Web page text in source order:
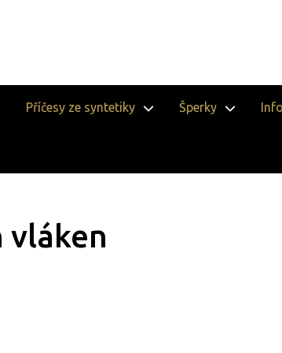
Příčesy ze syntetiky Šperky
vláken